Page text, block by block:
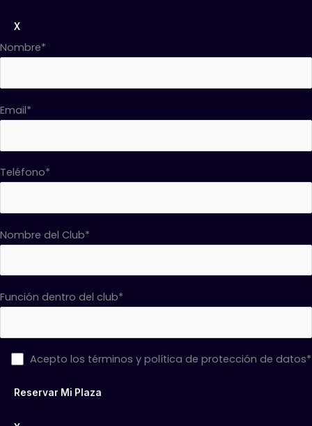
X
Nombre*
Email*
Teléfono*
Nombre del Club*
Función dentro del club*
Acepto los términos y política de protección de datos*